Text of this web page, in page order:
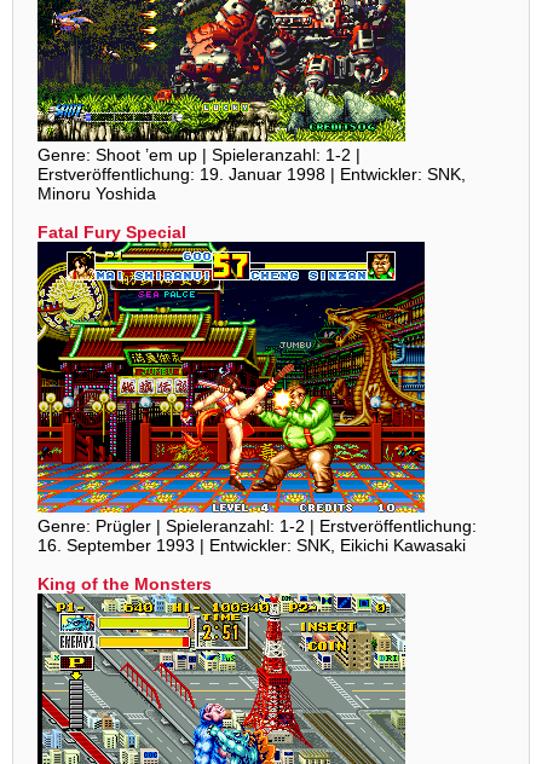
Genre: Shoot ’em up | Spieleranzahl: 1-2 |
Erstveröffentlichung: 19. Januar 1998 | Entwickler: SNK,
Minoru Yoshida
Fatal Fury Special
Genre: Prügler | Spieleranzahl: 1-2 | Erstveröffentlichung:
16. September 1993 | Entwickler: SNK, Eikichi Kawasaki
King of the Monsters